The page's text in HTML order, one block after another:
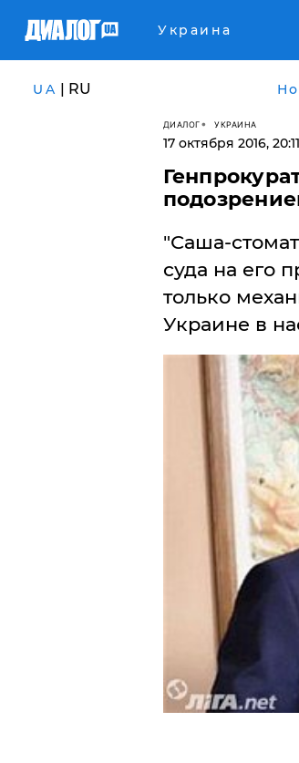
Украина
UA | RU
ДИАЛОГ УКРАИНА
17 октября 2016, 20:11
"Саша-
суда на его
только
Украине в